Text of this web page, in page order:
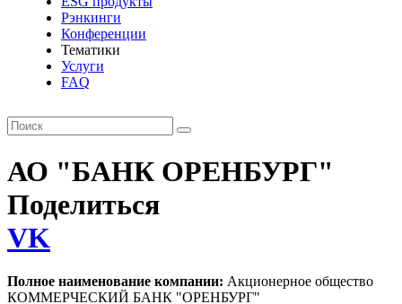
Рэнкинги
Конференции
Тематики
Услуги
FAQ
АО "БАНК ОРЕНБУРГ"
Поделиться
VK
Полное наименование компании: Акционерное общество
КОММЕРЧЕСКИЙ БАНК "ОРЕНБУРГ"